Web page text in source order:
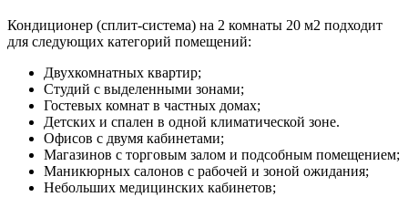
Кондиционер (сплит-система) на 2 комнаты 20 м2 подходит
для следующих категорий помещений:
Двухкомнатных квартир;
Студий с выделенными зонами;
Гостевых комнат в частных домах;
Детских и спален в одной климатической зоне.
Офисов с двумя кабинетами;
Магазинов с торговым залом и подсобным помещением;
Маникюрных салонов с рабочей и зоной ожидания;
Небольших медицинских кабинетов;